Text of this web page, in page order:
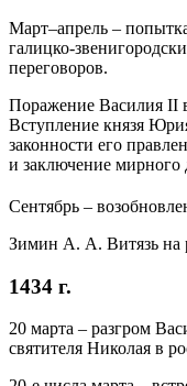
Март–апрель –
галицко-
переговоров.
Поражение Василия II
Вступление князя
законности его
и заключение
Сентябрь –
Зимин А. А. Витязь на
1434 г.
20 марта – разгром
святителя Николая в